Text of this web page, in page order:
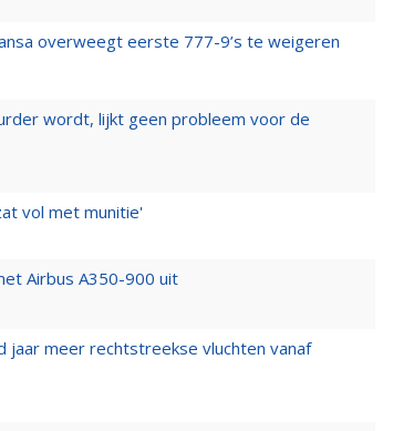
overweegt eerste 777-9’s te weigeren
wordt, lijkt geen probleem voor de
vol met munitie'
Airbus A350-900 uit
jaar meer rechtstreekse vluchten vanaf